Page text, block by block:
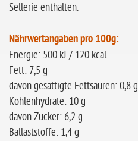
Sellerie enthalten.
Nährwertangaben pro 100g:
Energie: 500 kJ / 120 kcal
Fett: 7,5 g
davon gesättigte Fettsäuren: 0,8 g
Kohlenhydrate: 10 g
davon Zucker: 6,2 g
Ballaststoffe: 1,4 g